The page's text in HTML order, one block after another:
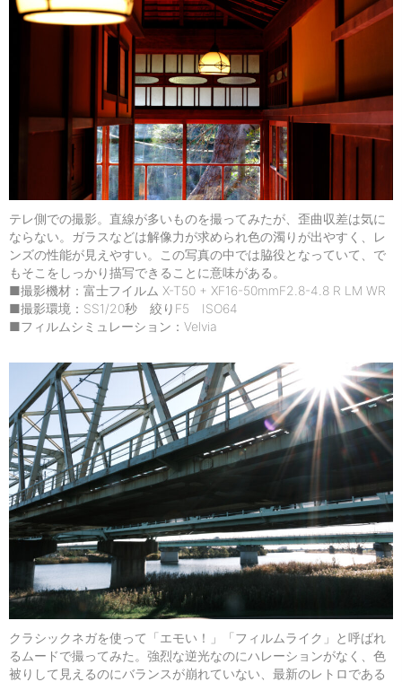
テレ側での撮影。直線が多いものを撮ってみたが、歪曲収差は気に
ならない。ガラスなどは解像力が求められ色の濁りが出やすく、レ
ンズの性能が見えやすい。この写真の中では脇役となっていて、で
もそこをしっかり描写できることに意味がある。
■撮影機材：富士フイルム X-T50 + XF16-50mmF2.8-4.8 R LM WR
■撮影環境：SS1/20秒 絞りF5 ISO64
■フィルムシミュレーション：Velvia
クラシックネガを使って「エモい！」「フィルムライク」と呼ばれ
るムードで撮ってみた。強烈な逆光なのにハレーションがなく、色
被りして見えるのにバランスが崩れていない、最新のレトロである